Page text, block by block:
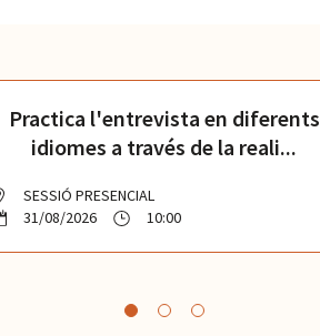
Practica l'entrevista en diferents
idiomes a través de la reali...
SESSIÓ PRESENCIAL
31/08/2026
10:00